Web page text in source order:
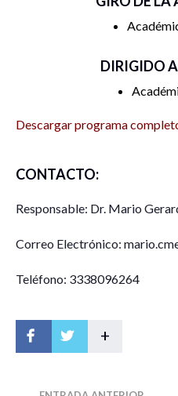
DIRIGIDO
Descargar programa
CONTACTO:
Responsable: Dr. Mario
Correo Electrónico:
Teléfono: 3338096264
+